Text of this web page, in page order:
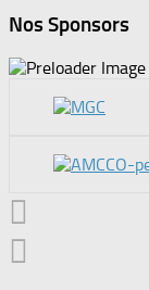
Nos Sponsors